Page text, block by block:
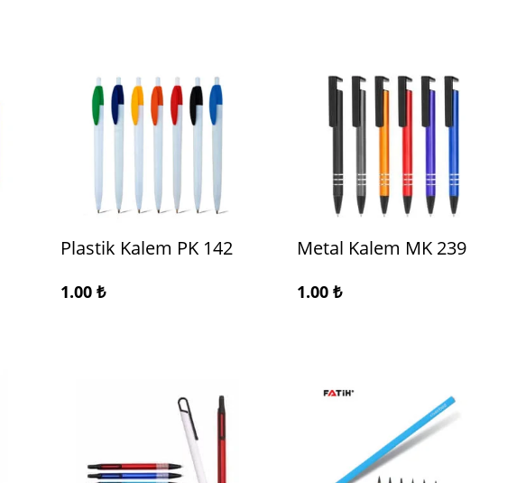
Plastik Kalem PK 142
1.00 ₺
Metal Kalem MK 239
1.00 ₺